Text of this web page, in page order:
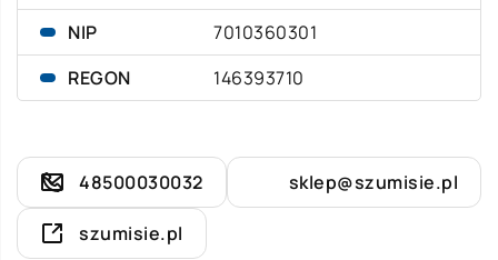
NIP
7010360301
REGON
146393710
48500030032 sklep@szumisie.pl
szumisie.pl